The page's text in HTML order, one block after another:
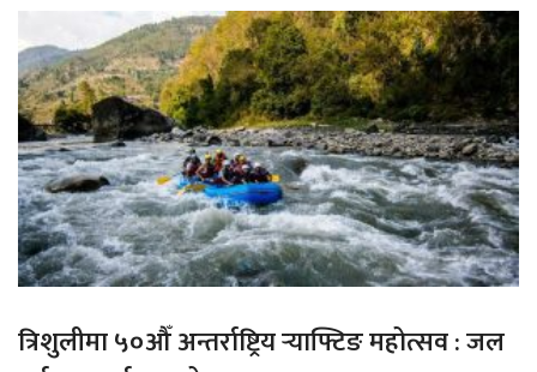
त्रिशुलीमा ५०औँ अन्तर्राष्ट्रिय र्‍याफ्टिङ महोत्सव : जल